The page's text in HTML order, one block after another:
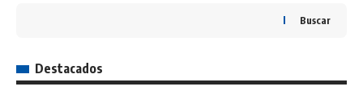
Buscar
Destacados